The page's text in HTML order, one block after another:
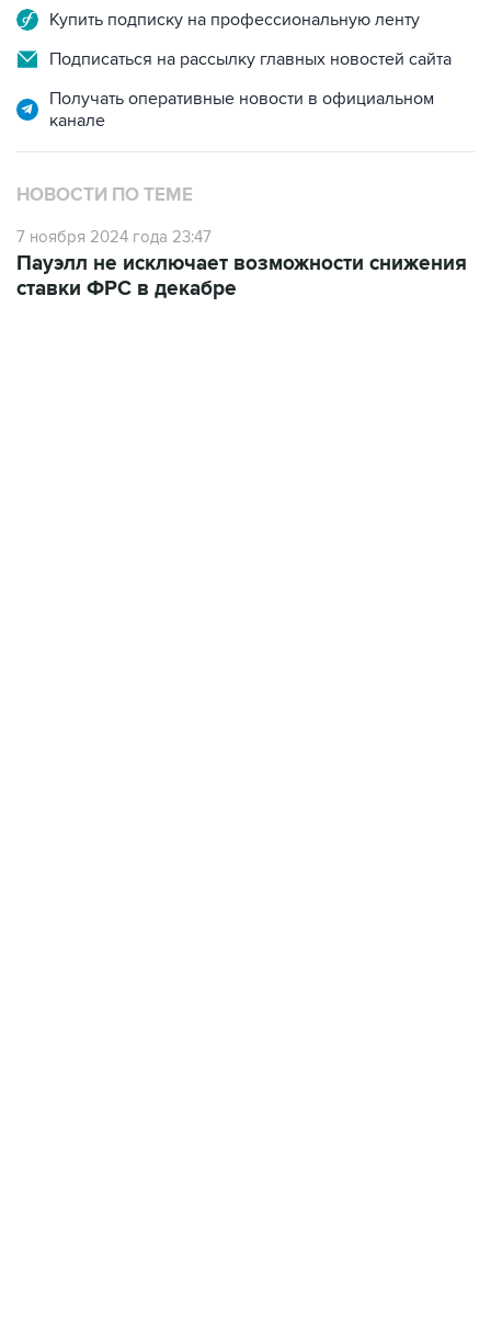
Купить подписку на профессиональную ленту
Подписаться на рассылку главных новостей сайта
Получать оперативные новости в официальном
канале
НОВОСТИ ПО ТЕМЕ
7 ноября 2024 года 23:47
Пауэлл не исключает возможности снижения
ставки ФРС в декабре